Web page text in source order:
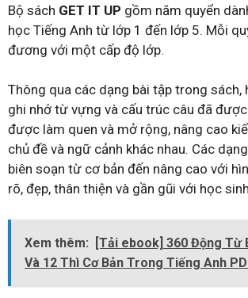
Bộ sách GET IT UP gồm năm quyển
học Tiếng Anh từ lớp 1 đến lớp 5. Mỗi
đương với một cấp độ lớp.
Thông qua các dạng bài tập trong sách,
ghi nhớ từ vựng và cấu trúc câu đã
được làm quen và mở rộng, nâng cao
chủ đề và ngữ cảnh khác nhau. Các
biên soạn từ cơ bản đến nâng cao với
rõ, đẹp, thân thiện và gần gũi với học
Xem thêm:
[Tải ebook] 360 Động Từ
Và 12 Thì Cơ Bản Trong Tiếng Anh